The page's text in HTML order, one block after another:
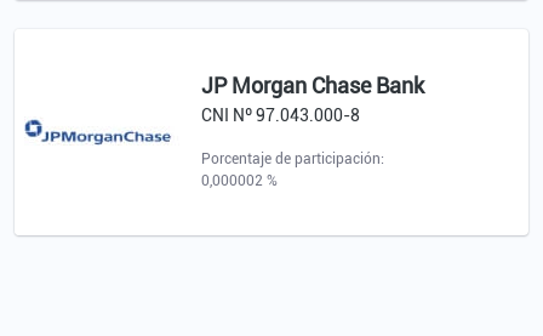
JP Morgan Chase Bank
CNI Nº 97.043.000-8
Porcentaje de participación:
0,000002 %